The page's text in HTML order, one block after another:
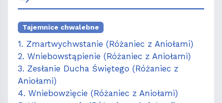
Tajemnice chwalebne
1. Zmartwychwstanie (Różaniec z Aniołami)
2. Wniebowstąpienie (Różaniec z Aniołami)
3. Zesłanie Ducha Świętego (Różaniec z
Aniołami)
4. Wniebowzięcie (Różaniec z Aniołami)